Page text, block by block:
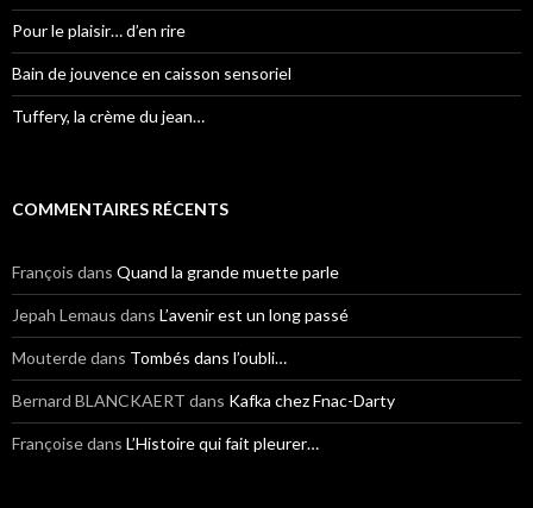
Pour le plaisir… d’en rire
Bain de jouvence en caisson sensoriel
Tuffery, la crème du jean…
COMMENTAIRES RÉCENTS
François dans Quand la grande muette parle
Jepah Lemaus dans L’avenir est un long passé
Mouterdedans Tombés dans l’oubli…
Bernard BLANCKAERT dans Kafka chez Fnac-Darty
Françoisedans L’Histoire qui fait pleurer…